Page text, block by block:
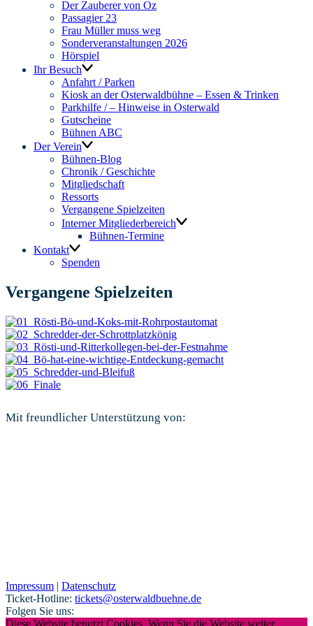
Der Zauberer von Oz
Passagier 23
Frau Müller muss weg
Sonderveranstaltungen 2026
Hörspiel
Ihr Besuch
Anfahrt / Parken
Kiosk an der Osterwaldbühne – Essen & Trinken
Parkhilfe / – Hinweise in Osterwald
Gutscheine
Bühnen ABC
Der Verein
Bühnen-Blog
Chronik / Geschichte
Mitgliedschaft
Ressorts
Vergangene Spielzeiten
Interner Mitgliederbereich
Bühnen-Termine
Kontakt
Spenden
Vergangene Spielzeiten
Mit freundlicher Unterstützung von:
Impressum | Datenschutz
Ticket-Hotline: tickets@osterwaldbuehne.de
Folgen Sie uns:
Diese Website benutzt Cookies. Wenn Sie die Website weiter